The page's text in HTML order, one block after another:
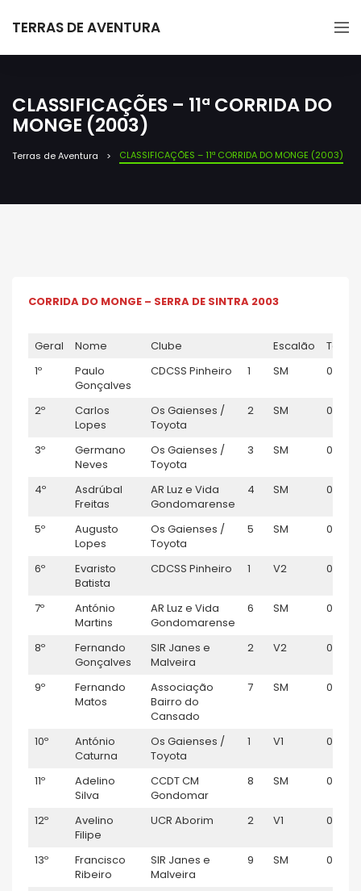
TERRAS DE AVENTURA
CLASSIFICAÇÕES – 11ª CORRIDA DO
MONGE (2003)
Terras de Aventura CLASSIFICAÇÕES – 11ª CORRIDA DO MONGE (2003)
CORRIDA DO MONGE – SERRA DE SINTRA 2003
Geral Nome Clube Escalão
1º
Paulo
Gonçalves
CDCSS Pinheiro 1 SM
2º
Carlos
Lopes
Os Gaienses /
Toyota
2 SM
3º
Germano
Neves
Os Gaienses /
Toyota
3 SM
4º
Asdrúbal
Freitas
AR Luz e Vida
Gondomarense
4 SM
5º
Augusto
Lopes
Os Gaienses /
Toyota
5 SM
6º
Evaristo
Batista
CDCSS Pinheiro 1 V2
7º
António
Martins
AR Luz e Vida
Gondomarense
6 SM
8º
Fernando
Gonçalves
SIR Janes e
Malveira
2 V2
9º
Fernando
Matos
Associação
Bairro do
Cansado
7 SM
10º
António
Caturna
Os Gaienses /
Toyota
1 V1
11º
Adelino
Silva
CCDT CM
Gondomar
8 SM
12º
Avelino
Filipe
UCR Aborim 2 V1
13º
Francisco
Ribeiro
SIR Janes e
Malveira
9 SM